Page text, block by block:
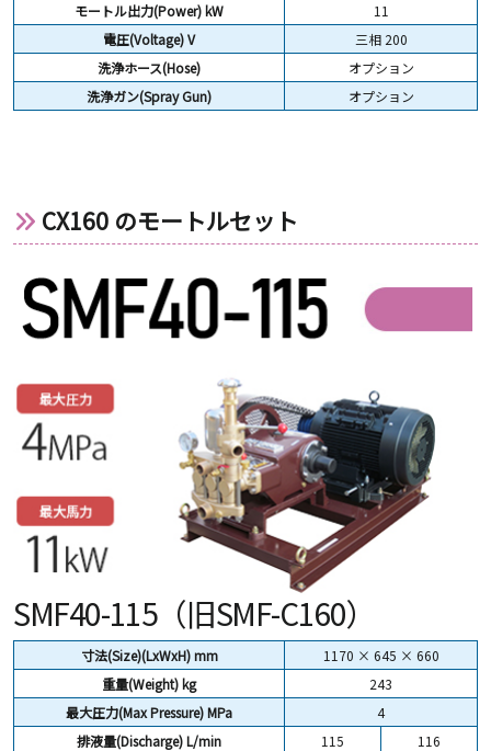
モートル出力(Power) kW
11
電圧(Voltage) V
三相 200
洗浄ホース(Hose)
オプション
洗浄ガン(Spray Gun)
オプション
CX160 のモートルセット
SMF40-115（旧SMF-C160）
寸法(Size)(LxWxH) mm
1170 × 645 × 660
重量(Weight)kg
243
最大圧力(Max Pressure) MPa
4
排液量(Discharge) L/min
115
116